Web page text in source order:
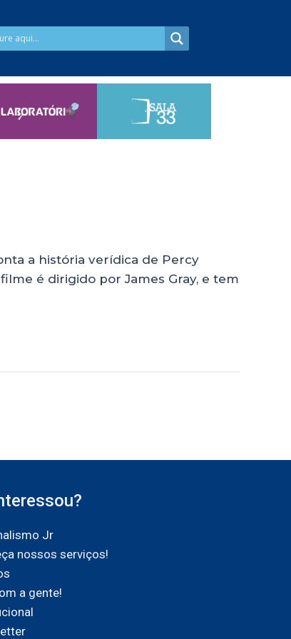
a história verídica de Percy
é dirigido por James Gray, e tem
Jr
nossos serviços!
a gente!